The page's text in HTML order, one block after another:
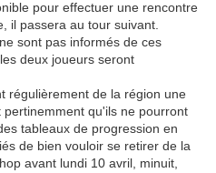
pour effectuer une rencontre
il passera au tour suivant.
sont pas informés de ces
deux joueurs seront
régulièrement de la région une
pertinemment qu'ils ne pourront
tableaux de progression en
de bien vouloir se retirer de la
avant lundi 10 avril, minuit,